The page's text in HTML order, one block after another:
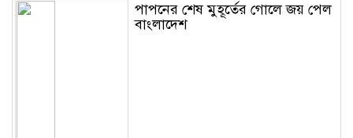
পাপনের শেষ মুহূর্তের গোলে জয় পেল
বাংলাদেশ